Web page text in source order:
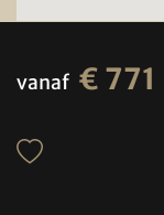
vanaf € 771